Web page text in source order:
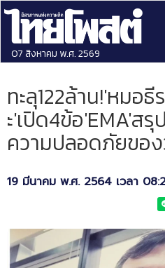
07 สิงหาคม พ.ศ. 2569
ทะลุ122ล้าน!'หมอธีร
ะ'เปิด4ข้อ'EMA'ส
ความปลอดภัยขอ
19 มีนาคม พ.ศ. 2564 เวลา